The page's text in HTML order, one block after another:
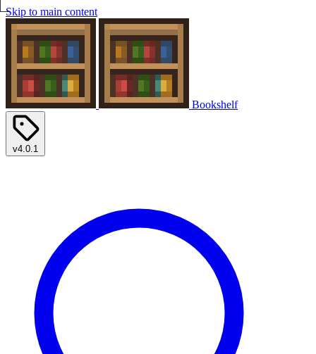
Skip to main content
Bookshelf
v4.0.1